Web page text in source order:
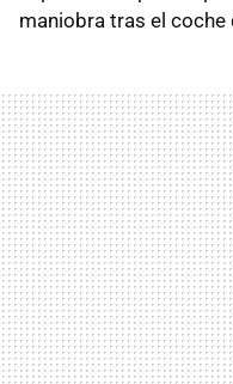
maniobra tras el coche